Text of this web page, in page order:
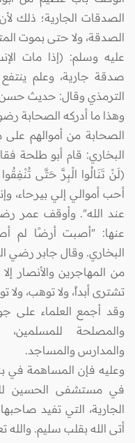
الصدقات الجارية؛ ذلك
الصدقة، ولا حتى بموت
عليه وسلم: (إذا مات
صدقة جارية، وعلم
الترمذي وقال: حديث
وهذا ما أدركه الصحابة
الصحابة من أموالهم
البخاري: قام أبو طلحة
أحب أموالي إلي بيرحاء،
عند الله". وأوقف عمر
عنها: "أصبت أرضًا لم
البخاري. وقال جابر رضي
من المهاجرين والأنصار
تشترى أبداً، ولا توهب، ولا
وقد أجمع العلماء على
والمصلحة
والمدارس والمساجد.
وعليه فإن المساهمة في
في مستشفى الحسين
الجارية، التي تفيد
أتى الله بقلب سليم. والله